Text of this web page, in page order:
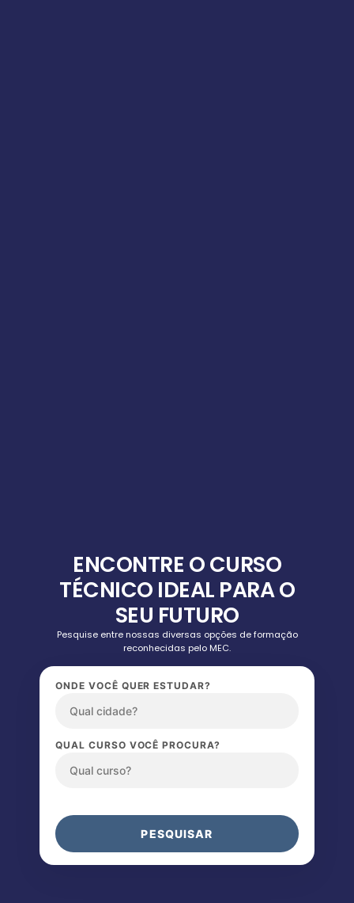
ENCONTRE O CURSO
TÉCNICO IDEAL PARA O
SEU FUTURO
Pesquise entre nossas diversas opções de formação
reconhecidas pelo MEC.
ONDE VOCÊ QUER ESTUDAR?
QUAL CURSO VOCÊ PROCURA?
PESQUISAR